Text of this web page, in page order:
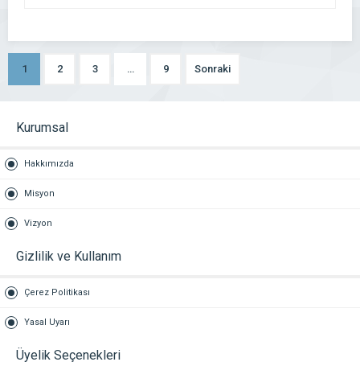
1 2 3 … 9 Sonraki
Kurumsal
Hakkımızda
Misyon
Vizyon
Gizlilik ve Kullanım
Çerez Politikası
Yasal Uyarı
Üyelik Seçenekleri